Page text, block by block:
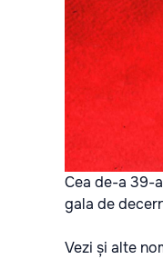
Cea de-a 39-
gala de
Vezi și alte